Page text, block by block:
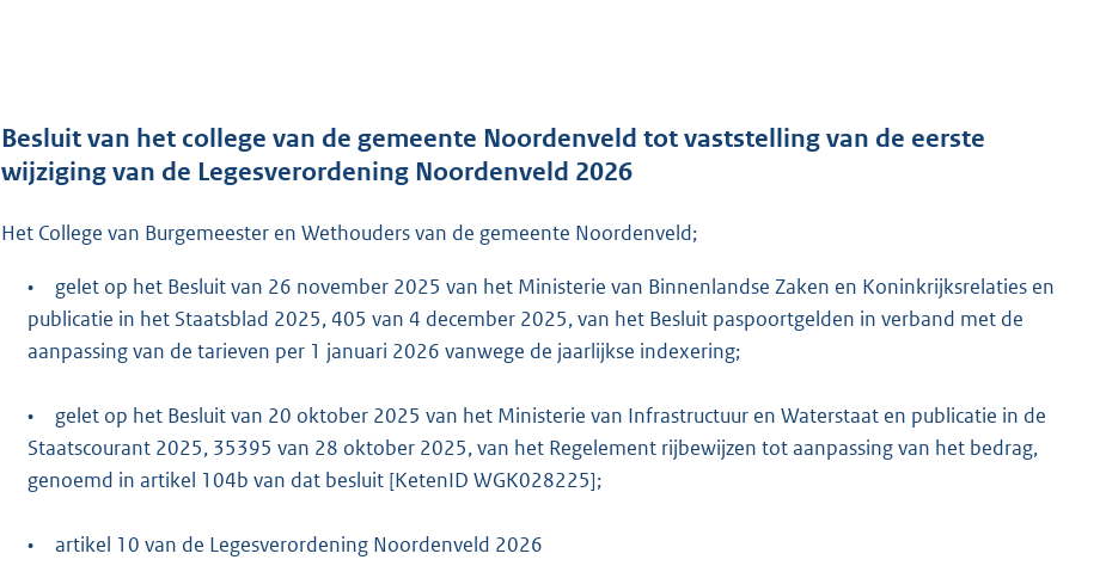
d
s
r
o
t
t
:
2
8
Besluit van het college van de gemeente Noordenveld tot vaststelling van de eerste
wijziging van de Legesverordening Noordenveld 2026
Het College van Burgemeester en Wethouders van de gemeente Noordenveld;
•
gelet op het Besluit van 26 november 2025 van het Ministerie van Binnenlandse Zaken en Koninkrijksrelaties en
publicatie in het Staatsblad 2025, 405 van 4 december 2025, van het Besluit paspoortgelden in verband met de
aanpassing van de tarieven per 1 januari 2026 vanwege de jaarlijkse indexering;
•
gelet op het Besluit van 20 oktober 2025 van het Ministerie van Infrastructuur en Waterstaat en publicatie in de
Staatscourant 2025, 35395 van 28 oktober 2025, van het Regelement rijbewijzen tot aanpassing van het bedrag,
genoemd in artikel 104b van dat besluit [KetenID WGK028225];
• artikel 10 van de Legesverordening Noordenveld 2026